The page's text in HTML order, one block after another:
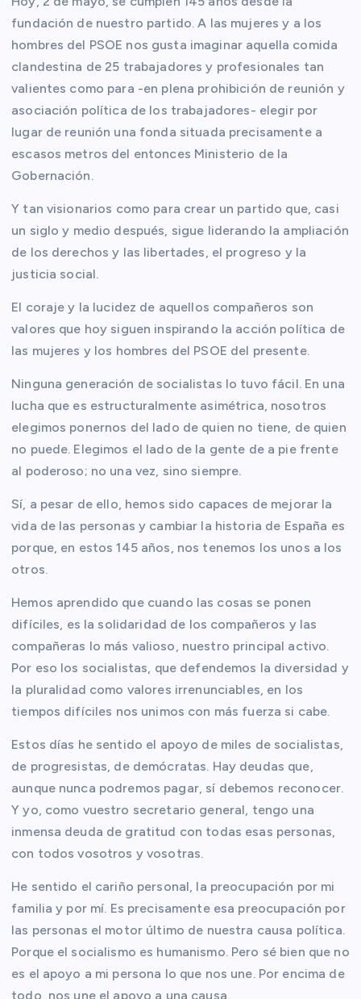
fundación de nuestro partido. A las mujeres y a los
hombres del PSOE nos gusta imaginar aquella comida
clandestina de 25 trabajadores y profesionales tan
valientes como para -en plena prohibición de reunión y
asociación política de los trabajadores- elegir por
lugar de reunión una fonda situada precisamente a
escasos metros del entonces Ministerio de la
Gobernación.
Y tan visionarios como para crear un partido que, casi
un siglo y medio después, sigue liderando la ampliación
de los derechos y las libertades, el progreso y la
justicia social.
El coraje y la lucidez de aquellos compañeros son
valores que hoy siguen inspirando la acción política de
las mujeres y los hombres del PSOE del presente.
Ninguna generación de socialistas lo tuvo fácil. En una
lucha que es estructuralmente asimétrica, nosotros
elegimos ponernos del lado de quien no tiene, de quien
no puede. Elegimos el lado de la gente de a pie frente
al poderoso; no una vez, sino siempre.
Sí, a pesar de ello, hemos sido capaces de mejorar la
vida de las personas y cambiar la historia de España es
porque, en estos 145 años, nos tenemos los unos a los
otros.
Hemos aprendido que cuando las cosas se ponen
difíciles, es la solidaridad de los compañeros y las
compañeras lo más valioso, nuestro principal activo.
Por eso los socialistas, que defendemos la diversidad y
la pluralidad como valores irrenunciables, en los
tiempos difíciles nos unimos con más fuerza si cabe.
Estos días he sentido el apoyo de miles de socialistas,
de progresistas, de demócratas. Hay deudas que,
aunque nunca podremos pagar, sí debemos reconocer.
Y yo, como vuestro secretario general, tengo una
inmensa deuda de gratitud con todas esas personas,
con todos vosotros y vosotras.
He sentido el cariño personal, la preocupación por mi
familia y por mí. Es precisamente esa preocupación por
las personas el motor último de nuestra causa política.
Porque el socialismo es humanismo. Pero sé bien que no
es el apoyo a mi persona lo que nos une. Por encima de
todo, nos une el apoyo a una causa.